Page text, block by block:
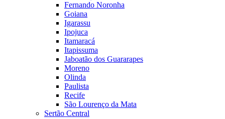
Fernando Noronha
Goiana
Igarassu
Ipojuca
Itamaracá
Itapissuma
Jaboatão dos Guararapes
Moreno
Olinda
Paulista
Recife
São Lourenço da Mata
Sertão Central